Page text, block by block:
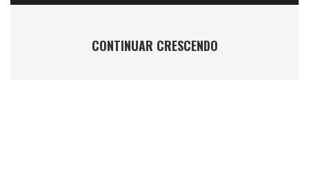
CONTINUAR CRESCENDO